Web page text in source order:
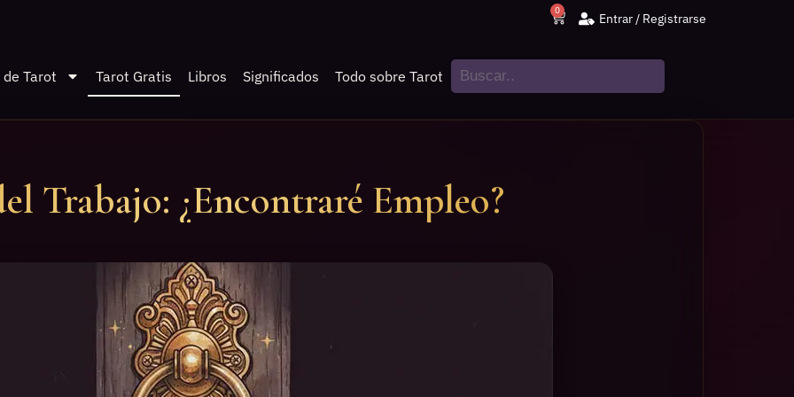
0
Entrar / Registrarse
Tarot Tarot Gratis Libros Significados Todo sobre Tarot
Trabajo: ¿Encontraré Empleo?